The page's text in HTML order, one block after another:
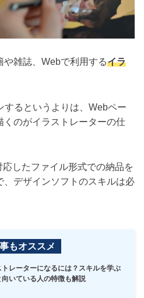
雑誌、Webで利用するイラ
するというよりは、Webペー
くのがイラストレーターの仕
応したファイル形式での納品を
デザインソフトのスキルは必
もオススメ
トレーターになるには？スキルを学ぶ
向いている人の特徴も解説